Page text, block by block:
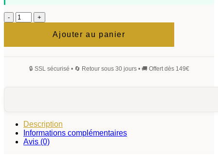
quantité
de
Ajouter au panier
Description
Informations complémentaires
Avis (0)